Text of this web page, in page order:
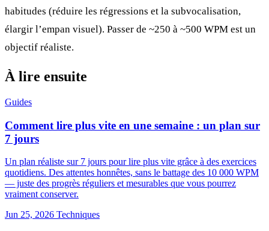
habitudes (réduire les régressions et la subvocalisation,
élargir l’empan visuel). Passer de ~250 à ~500 WPM est un
objectif réaliste.
À lire ensuite
Guides
Comment lire plus vite en une semaine : un plan sur
7 jours
Un plan réaliste sur 7 jours pour lire plus vite grâce à des exercices
quotidiens. Des attentes honnêtes, sans le battage des 10 000 WPM
— juste des progrès réguliers et mesurables que vous pourrez
vraiment conserver.
Jun 25, 2026 Techniques